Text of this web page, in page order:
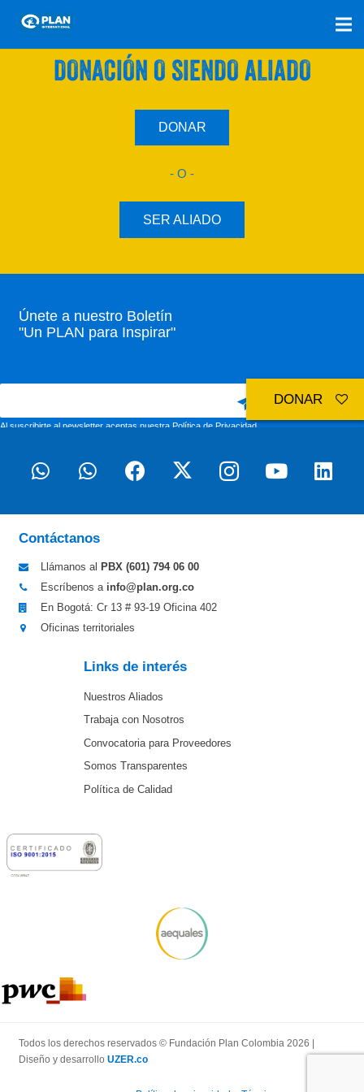
SÚMATE A NUESTRO PLAN CON UNA
DONACIÓN O SIENDO ALIADO
DONAR
- O -
SER ALIADO
Únete a nuestro Boletín
"Un PLAN para Inspirar"
Al suscribirte al newsletter aceptas nuestraPolítica de Privacidad
Contáctanos
Llámanos al PBX (601) 794 06 00
Escríbenos a info@plan.org.co
En Bogotá: Cr 13 # 93-19 Oficina 402
Oficinas territoriales
Links de interés
Nuestros Aliados
Trabaja con Nosotros
Convocatoria para Proveedores
Somos Transparentes
Política de Calidad
Todos los derechos reservados © Fundación Plan Colombia 2026 |
Diseño y desarrollo UZER.co
DONAR